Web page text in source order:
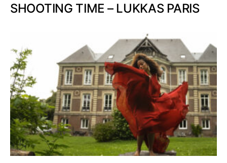
SHOOTING TIME – LUKKAS PARIS